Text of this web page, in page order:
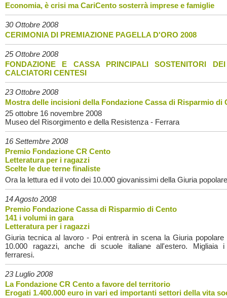
Economia, è crisi ma CariCento sosterrà imprese e famiglie
30 Ottobre 2008
CERIMONIA DI PREMIAZIONE PAGELLA D'ORO 2008
25 Ottobre 2008
FONDAZIONE E CASSA PRINCIPALI SOSTENITORI
CALCIATORI CENTESI
23 Ottobre 2008
Mostra delle incisioni della Fondazione Cassa di Risparmio di
25 ottobre 16 novembre 2008
Museo del Risorgimento e della Resistenza - Ferrara
16 Settembre 2008
Premio Fondazione CR Cento
Letteratura per i ragazzi
Scelte le due terne finaliste
Ora la lettura ed il voto dei 10.000 giovanissimi della Giuria
14 Agosto 2008
Premio Fondazione Cassa di Risparmio di Cento
141 i volumi in gara
Letteratura per i ragazzi
Giuria tecnica al lavoro - Poi entrerà in scena la Giuria popolare
10.000 ragazzi, anche di scuole italiane all'estero. Migliaia i
ferraresi.
23 Luglio 2008
La Fondazione CR Cento a favore del territorio
Erogati 1.400.000 euro in vari ed importanti settori della vita